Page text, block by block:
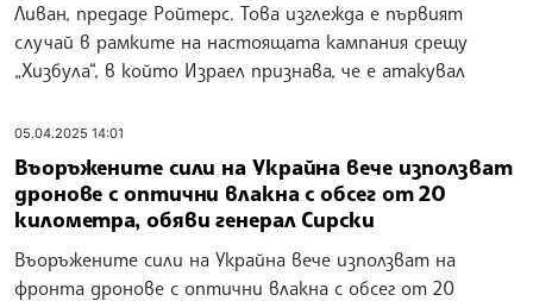
Ливан, предаде Ройтерс. Това изглежда е първият
случай в рамките на настоящата кампания срещу
„Хизбула“, в който Израел признава, че е атакувал
05.04.2025 14:01
Въоръжените сили на Украйна вече използват
дронове с оптични влакна с обсег от 20
километра, обяви генерал Сирски
Въоръжените сили на Украйна вече използват на
фронта дронове с оптични влакна с обсег от 20